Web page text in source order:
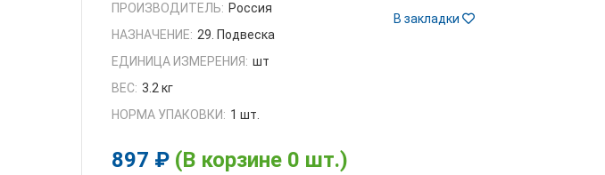
В закладки
ПРОИЗВОДИТЕЛЬ: Россия
НАЗНАЧЕНИЕ: 29. Подвеска
ЕДИНИЦА ИЗМЕРЕНИЯ: шт
ВЕС: 3.2 кг
НОРМА УПАКОВКИ: 1 шт.
897 ₽ (В корзине 0 шт.)